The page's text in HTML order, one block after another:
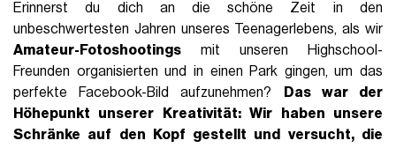
Erinnerst du dich an die schöne Zeit in den
unbeschwertesten Jahren unseres Teenagerlebens, als wir
Amateur-Fotoshootings mit unseren Highschool-
Freunden organisierten und in einen Park gingen, um das
perfekte Facebook-Bild aufzunehmen?
Das war der
Höhepunkt unserer Kreativität: Wir haben unsere
Schränke auf den Kopf gestellt und versucht, die